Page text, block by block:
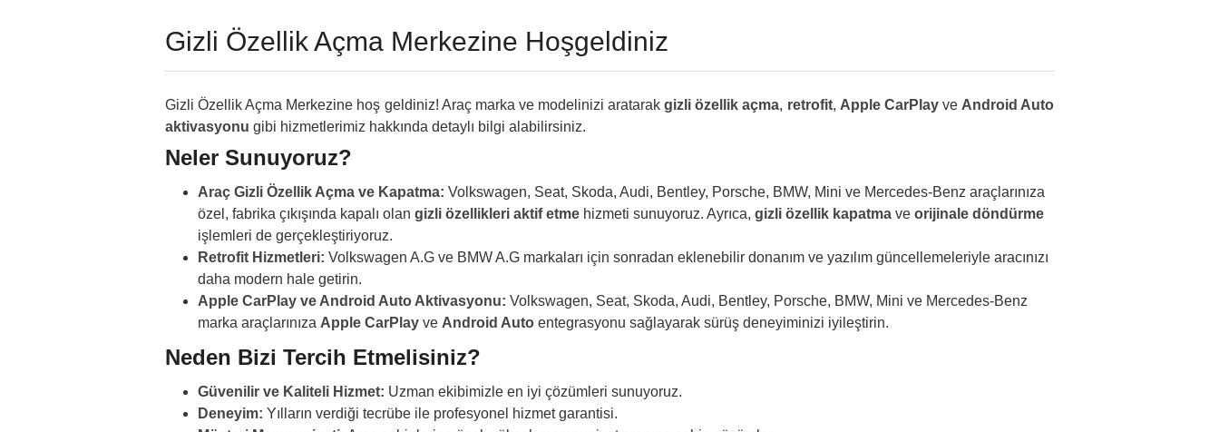
Gizli Özellik Açma Merkezine Hoşgeldiniz
Gizli Özellik Açma Merkezine hoş geldiniz! Araç marka ve modelinizi aratarakgizli özellik açma, retrofit, Apple CarPlayve Android Auto
aktivasyonu gibi hizmetlerimiz hakkında detaylı bilgi alabilirsiniz.
Neler Sunuyoruz?
Araç Gizli Özellik Açma ve Kapatma: Volkswagen, Seat, Skoda, Audi, Bentley, Porsche, BMW, Mini ve Mercedes-Benz araçlarınıza
özel, fabrika çıkışında kapalı olan gizli özellikleri aktif etme hizmeti sunuyoruz. Ayrıca, gizli özellik kapatma ve orijinale döndürme
işlemleri de gerçekleştiriyoruz.
Retrofit Hizmetleri: Volkswagen A.G ve BMW A.G markaları için sonradan eklenebilir donanım ve yazılım güncellemeleriyle aracınızı
daha modern hale getirin.
Apple CarPlay ve Android Auto Aktivasyonu: Volkswagen, Seat, Skoda, Audi, Bentley, Porsche, BMW, Mini ve Mercedes-Benz
marka araçlarınıza Apple CarPlay ve Android Auto entegrasyonu sağlayarak sürüş deneyiminizi iyileştirin.
Neden Bizi Tercih Etmelisiniz?
Güvenilir ve Kaliteli Hizmet: Uzman ekibimizle en iyi çözümleri sunuyoruz.
Deneyim: Yılların verdiği tecrübe ile profesyonel hizmet garantisi.